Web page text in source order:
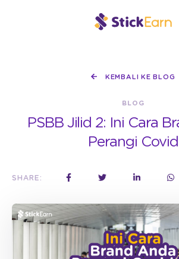
KEMBALI KE BLOG
BLOG
PSBB Jilid 2: Ini Cara
Perangi Covid
SHARE: